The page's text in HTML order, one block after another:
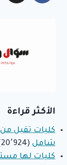
الأكثر قراءة
شامل (20٬924)